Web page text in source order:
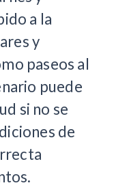
a la
y
paseos al
puede
si no se
de